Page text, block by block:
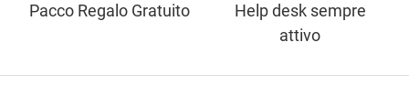
Pacco Regalo Gratuito
Help desk sempre
attivo